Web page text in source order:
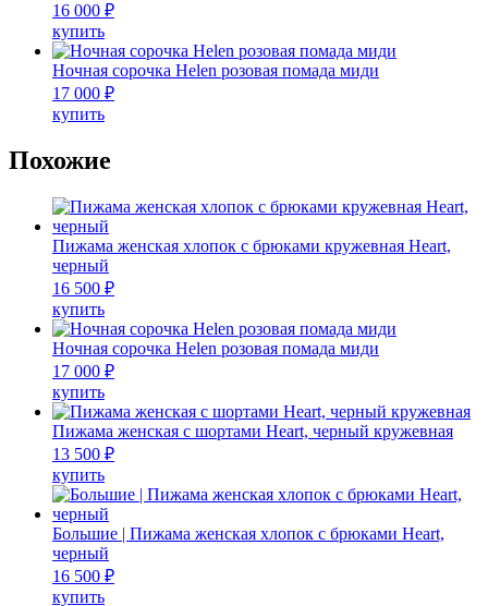
16 000 ₽
купитьЭтот
товар
имеет
несколько
Опции
выбрать
странице
товара.
Ночная сорочка Helen розовая помада миди
17 000 ₽
купитьЭтот
несколько
Опции
можно
выбрать
на
странице
товара.
Похожие
Пижама женская хлопок с брюками кружевная Heart,
черный
16 500 ₽
купитьЭтот
товар
имеет
несколько
Опции
можно
выбрать
на
странице
товара.
Ночная сорочка Helen розовая помада миди
17 000 ₽
купитьЭтот
товар
имеет
несколько
Опции
можно
выбрать
на
странице
товара.
Пижама женская с шортами Heart, черный кружевная
13 500 ₽
купитьЭтот
товар
имеет
несколько
вариаций.
Опции
Большие | Пижама женская хлопок с брюками Heart,
черный
16 500 ₽
купитьЭтот